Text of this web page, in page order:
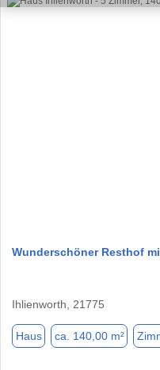
Wunderschöner Resthof
Ihlienworth, 21775
Haus ca. 140,00 m²